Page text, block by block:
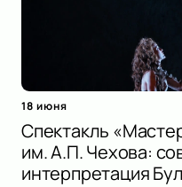
18 июня
Спектакль
им. А.П. Чехова:
интерпретация